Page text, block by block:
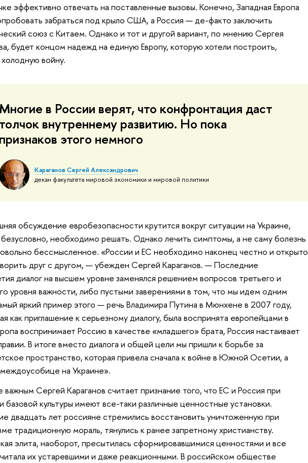
эффективно отвечать на поставленные вызовы. Конечно, Западная Европа
забраться под крыло США, а Россия — де-факто заключить
союз с Китаем. Однако и тот и другой вариант, по мнению Сергея
будет концом надежд на единую Европу, которую хотели построить,
войну.
Многие в России верят, что конфронтация даст
толчок внутреннему развитию. Но пока
признаков этого немного
Караганов Сергей Александрович
декан факультета мировой экономики и мировой политики
обсуждение евробезопасности крутится вокруг ситуации на Украине,
необходимо решать. Однако лечить симптомы, а не саму болезнь
бессмысленное. «России и ЕС необходимо наконец честно и открыто
друг с другом, — убежден Сергей Караганов. — Последние
диалог на высшем уровне заменялся решением вопросов третьего и
уровня важности, либо пустыми заверениями в том, что мы идем одним
яркий пример этого — речь Владимира Путина в Мюнхене в 2007 году,
как приглашение к серьезному диалогу, была воспринята европейцами в
воспринимает Россию в качестве «младшего» брата, Россия настаивает
В итоге вместо диалога и общей цели мы пришли к борьбе за
пространство, которая привела сначала к войне в Южной Осетии, а
на Украине».
Сергей Караганов считает признание того, что ЕС и Россия при
базовой культуры имеют все-таки различные ценностные установки.
двадцать лет россияне стремились восстановить уничтоженную при
традиционную мораль, тянулись к ранее запретному христианству.
элита, наоборот, пресытилась сформировавшимися ценностями и все
их устаревшими и даже реакционными. В российском обществе